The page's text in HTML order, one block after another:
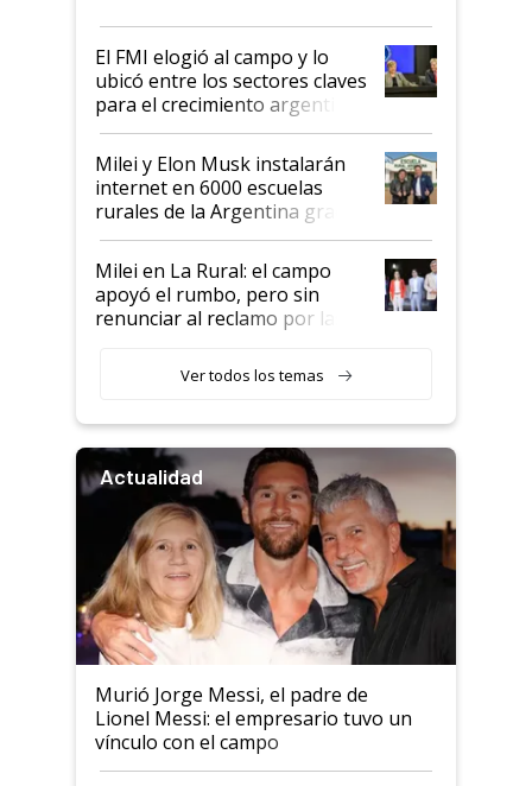
de Milei
El FMI elogió al campo y lo
ubicó entre los sectores claves
para el crecimiento argentino
Milei y Elon Musk instalarán
internet en 6000 escuelas
rurales de la Argentina gracias
a un acuerdo con Starlink
Milei en La Rural: el campo
apoyó el rumbo, pero sin
renunciar al reclamo por las
Ver todos los temas
Actualidad
Murió Jorge Messi, el padre de
Lionel Messi: el empresario tuvo un
vínculo con el campo